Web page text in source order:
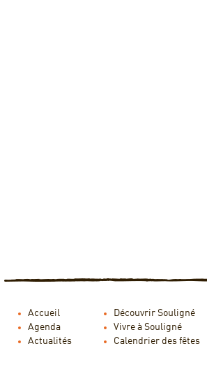
Accueil
Agenda
Actualités
Découvrir Souligné
Vivre à Souligné
Calendrier des fêtes